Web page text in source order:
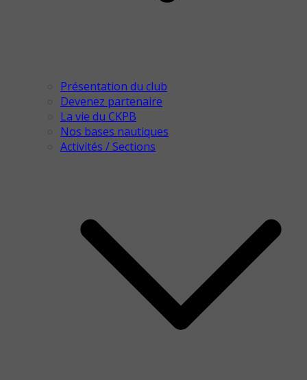
Présentation du club
Devenez partenaire
La vie du CKPB
Nos bases nautiques
Activités / Sections